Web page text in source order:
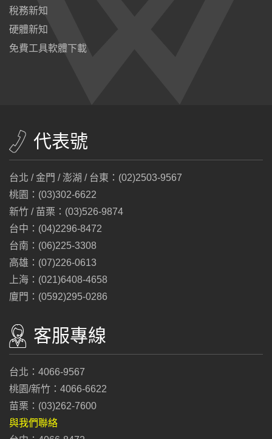
稅務新知
硬體新知
免費工具軟體下載
代表號
台北 / 金門 / 澎湖 / 台東：(02)2503-9567
桃園：(03)302-6622
新竹 / 苗栗：(03)526-9874
台中：(04)2296-8472
台南：(06)225-3308
高雄：(07)226-0613
上海：(021)6408-4658
廈門：(0592)295-0286
客服專線
台北：4066-9567
桃園/新竹：4066-6622
苗栗：(03)262-7600
與我們聯絡